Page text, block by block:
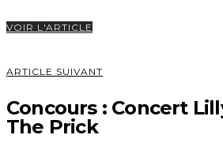
VOIR L'ARTICLE
ARTICLE SUIVANT
Concours : Concert
The Prick